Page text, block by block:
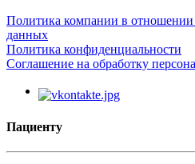
Политика компании в отношении
данных
Политика конфиденциальности
Соглашение на обработку
Пациенту